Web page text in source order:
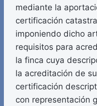
mediante la
certificación
imponiendo dicho
requisitos para
la finca cuya
la acreditación de
certificación
con representación